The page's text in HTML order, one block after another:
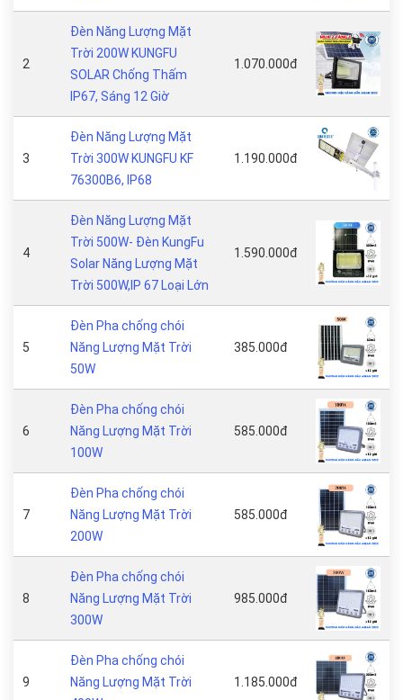
2
Đèn Năng Lượng Mặt
Trời 200W KUNGFU
SOLAR Chống Thấm
IP67, Sáng 12 Giờ
1.070.000đ
3
Đèn Năng Lượng Mặt
Trời 300W KUNGFU KF
76300B6, IP68
1.190.000đ
4
Đèn Năng Lượng Mặt
Trời 500W- Đèn KungFu
Solar Năng Lượng Mặt
Trời 500W,IP 67 Loại Lớn
1.590.000đ
5
Đèn Pha chống chói
Năng Lượng Mặt Trời
50W
385.000đ
6
Đèn Pha chống chói
Năng Lượng Mặt Trời
100W
585.000đ
7
Đèn Pha chống chói
Năng Lượng Mặt Trời
200W
585.000đ
8
Đèn Pha chống chói
Năng Lượng Mặt Trời
300W
985.000đ
9
Đèn Pha chống chói
Năng Lượng Mặt Trời
1.185.000đ